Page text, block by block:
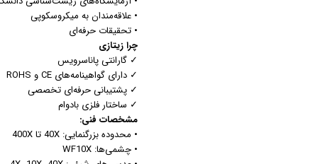
• علاقه‌مندان به میکروسکوپی
• تحقیقات حرفه‌ای
چرا زیتازی
✓ گارانتی پاناسرویس
✓ دارای گواهینامه‌های CE و ROHS
✓ پشتیبانی حرفه‌ای تخصصی
✓ ساختار فلزی بادوام
مشخصات فنی:
• محدوده بزرگنمایی: 40X تا 400X
• چشمی‌ها: WF10X